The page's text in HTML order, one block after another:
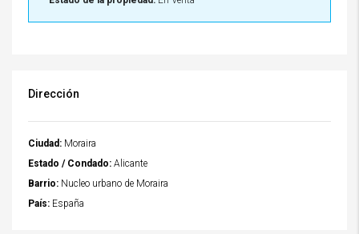
Dirección
Ciudad: Moraira
Estado / Condado: Alicante
Barrio: Nucleo urbano de Moraira
País: España